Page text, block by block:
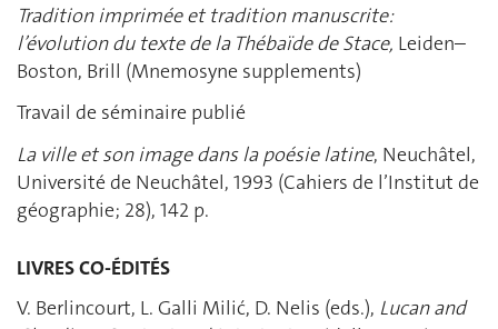
Tradition impriméeet tradition manuscrite:
l’évolution du texte de la Thébaïde de Stace, Leiden–
Boston, Brill (Mnemosyne supplements)
Travail de séminaire publié
La ville et son image dans la poésie latine, Neuchâtel,
Université de Neuchâtel, 1993 (Cahiers de l’Institut de
géographie; 28), 142 p.
LIVRES CO-ÉDITÉS
V. Berlincourt, L. Galli Milić, D. Nelis (eds.), Lucan and